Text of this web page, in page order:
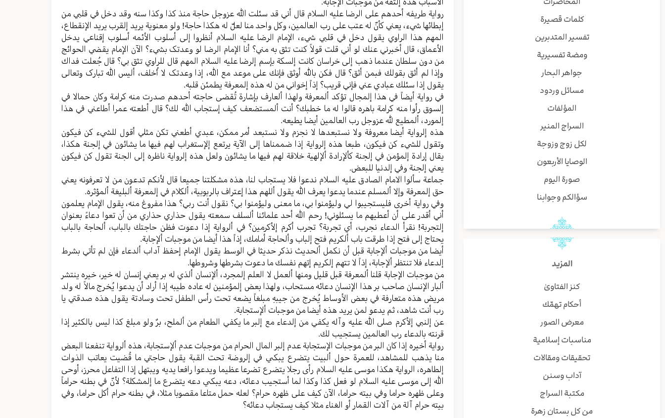
كلمات قصيرة
تفسير المتدبرين
ومضة تفسيرية
جواهر البحار
مسائل وردود
المؤلفات
السراج المنير
لكل زوج وزوجة
الوصايا الأربعون
صورة اليوم
سؤالكم وجوابنا
المزيد
كنز الفتاوىٰ
أحكام تهمّك
معرض الصور
مناسبات إسلامية
تحقيقات ومقالات
آداب وسنن
مكتبة السراج
من كل بستان زهرة
روایة طریفه أحدهم علی الرضا علیه السلام قال أني قد سئلت الله عزوجل حاجة منذ کذا وکذا سنه وقد دخل في قلبي من
إبطائها شيء، یعني کأنّ له عتب علی رب العالمین، وکل واحد منا لعلّ له هکذا حاجة! ولو معنویة یرید إلقرب یرید الإنقطاع،
المهم هذا الراوي یقول دخل في قلبي شيء، الإمام الرضا علیه السلام أنظروا إلی أسلوب الأئمه أسلوب إقناعي یدخل
الأعماق، قال أخبرني عنك لو أني قلت قولاً کنت تثق به مني؟ أنا الإمام الرضا لو وعدتک بشيء؟ الآن الإمام یقضي الحوائج
من دون سلطان عندما ذهب إلی خراسان کانت إلسکة بإسم إلرضا علیه السلام المهم قال للراوي تثق بي؟ قال جُعلت فداك
وإذا لم أثق بقولك فبمن أثق؟ قال فکن بالله أوثق فإنك علی موعد مع الله، إذا وعدتک لا أُخلف، ألیس الله تبارک وتعالی
یقول إذا سئلك عبادي عني فإني قریب؟ إذاً إخواني من له هذه إلمعرفة یطمئن قلبه.
في روایة أیضاً في هذا إلمجال تؤکد ألمعرفة ولهذا ألعارف بإشارة تُقضی حاجته أحدهم صدرت منه کرامة وکان حمالا في
إلسوق رأوا منه کرامة باهره قالوا له ما خطبك؟ أنت ألمستضعف کیف إستجاب الله لك؟ قال أطعته عمرا أطاعني في هذا
إلمورد، ألمطیع لله عزوجل رب العالمین أیضا یطیعه.
هذه إلروایة أيضا معروفة ولا نستبعدها لا نجزم ولا نستبعد أمر ممکن، عبدي أطعني تکن مثلي أقول للشيء کن فیکون
وتقول للشيء کن فیکون، طبعا هذه إلروایة إذا ضممناها إلی الآیة یرتعع إلإستغراب لهم فیها ما یشائون في إلجنة هکذا،
یقال إرادة إلمؤمن في إلجنة کألإرادة ألإلهیة خلاقة لهم فیها ما یشائون ولعل هذه إلروایة ناظره إلی الجنة تقول کن فیکون
یعني إلجنة وفي إلدنیا للبعض.
جماعة سألوا الامام الصادق علیه السلام ندعوا فلا یستجاب لنا، هذه مشکلتنا جمیعا قال لأنکم تدعون من لا تعرفونه یعني
حق إلمعرفة وإلا ألمسلم عندما یدعوا یعرف الله یقول أللهم هذا إعتراف بالربوبیة، ألکلام في إلمعرفة ألبلیغة ألمؤثره.
وفي روایة أخری فلیستجیبوا لي ولیؤمنوا بي، ما معنی ولیؤمنوا بي؟ نقول أنت ربي؟ هذا مفروغ منه، یقول الإمام یعلمون
أني أقدر علی أن أعطیهم ما یسئلوني! رحم الله أحد علمائنا ألسلف سمعته یقول حذاري حذاري من أن تعوا دعاءً بعنوان
إلتجربة! نقرأ الدعاء نجرب، أي تجربة؟ تجرب أکرم إلأکرمین؟ في ألروایة إذا دعوت فظن حاجتك بالباب، ألحاجة بالباب
یحتاج إلی فتح إذا طرقت باب ألکریم فتح إلباب وألحاجة أمامك، إذاً هذا أیضا من موجبات ألإجابة.
أیضا من موجبات ألإجابة قبل أن نکمل ألحدیث نذکر حدیثا في الوسط یقول الإمام إحفظ آداب ألدعاء فإن لم تأتي بشرط
إلدعاء فلا تنتظر ألإجابة، إذاً لا تتهم إلکریم إتهم نفسك ما دعوت بشرطها وشروطها.
من موجبات الإجابة قلنا ألمعرفة قبل قلیل ومنها ألعمل لا العلم إلمجرد، ألإنسان ألذي له بر یعني إنسان له خیر، خیره ینتشر
ألبار الإنسان صاحب بر هذا الإنسان دعائه مستحاب، ولهذا بعض إلمؤمنین له عاده طیبه إذا أراد أن یدعوا یُخرج مالاً له ولد
مریض هذه متعارفة في بعض الأوساط یُخرج من جیبهِ مبلغاً یضعه تحت رأس الطفل تحت وسادتة یقول هذه صدقتي یا
رب أنت شاهد، ثم یدعو لمن یرید هذه أیضا من موجبات ألإستجابة.
عن إلنبي إلأکرم صلى الله علیه وآله یکفي من إلدعاء مع إلبر ما یکفي الطعام من ألملح، برٌ ولو مبلغ کذا لیس بالکثیر إذا
قرنته بالدعاء رب العالمین یستجیب لك.
روایة أخیره إذا کان البر من موجبات الإستجابة عدم إلبر المال الحرام من موجبات عدم ألإستجابة، هذه ألروایة تنفعنا البعض
منا یذهب للمشاهد، للعمرة حول ألبیت یتضرع یبکي في إلروضة تحت القبة یقول حاجتي ما قُضیت یعاتب الذوات
إلطاهره، الروایة هکذا موسی علیه السلام رأی رجلا یتضرع تضرعا عظیما ویدعوا رافعا یدیه ویبتهل إذا التفاعل محرز، أوحی
الله إلی موسی علیه السلام لو فعل کذا وکذا لما أستجیب دعائه، دعه یبکي دعه یتضرع ما إلمشکلة؟ لأنّ في بطنه حراماً
وعلی ظهره حراما وفي بیته حراما، الآن کیف علی ظهره حرام؟ لعله حمل متاعا مقصوبا مثلا، في بطنه حرام أکل حراما، وفي
بیته حرام آلة من آلات القمار أو الغناء مثلا کیف یستجاب دعائه؟